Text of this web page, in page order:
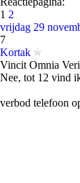
1 2
vrijdag 29
7
Kortak
Vincit Omnia
Nee, tot 12 vind
verbod telefoon